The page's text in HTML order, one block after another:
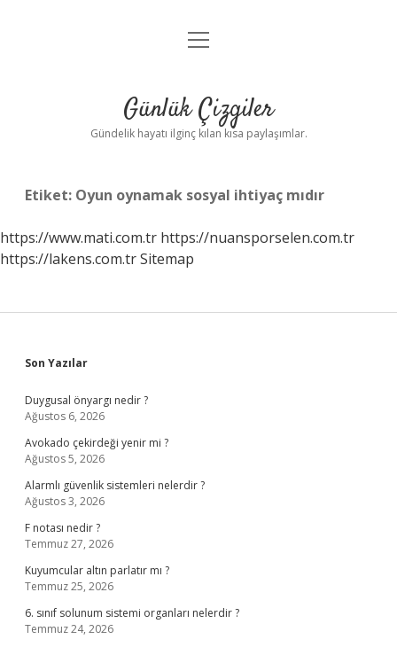
Anasayfa
Yasal Uyarı
menüyü
Günlük Çizgiler
Gündelik hayatı ilginç kılan kısa paylaşımlar.
Etiket: Oyun oynamak sosyal ihtiyaç mıdır
https://www.mati.com.tr https://nuansporselen.com.tr
https://lakens.com.trSitemap
Sidebar
Son Yazılar
Duygusal önyargı nedir ?
Ağustos 6, 2026
Avokado çekirdeği yenir mi ?
Ağustos 5, 2026
Alarmlı güvenlik sistemleri nelerdir ?
Ağustos 3, 2026
F notası nedir ?
Temmuz 27, 2026
Kuyumcular altın parlatır mı ?
Temmuz 25, 2026
6. sınıf solunum sistemi organları nelerdir ?
Temmuz 24, 2026